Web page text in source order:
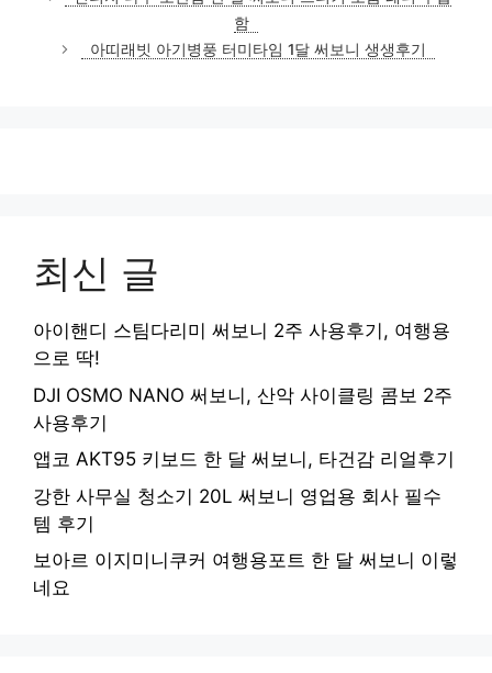
함
아띠래빗 아기병풍 터미타임 1달 써보니 생생후기
최신 글
아이핸디 스팀다리미 써보니 2주 사용후기, 여행용
으로 딱!
DJI OSMO NANO 써보니, 산악 사이클링 콤보 2주
사용후기
앱코 AKT95 키보드 한 달 써보니, 타건감 리얼후기
강한 사무실 청소기 20L 써보니 영업용 회사 필수
템 후기
보아르 이지미니쿠커 여행용포트 한 달 써보니 이렇
네요